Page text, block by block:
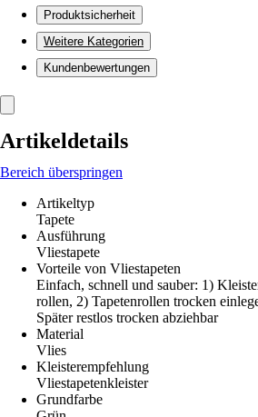
Produktsicherheit
Weitere Kategorien
Kundenbewertungen
Artikeldetails
Bereich überspringen
Artikeltyp
Tapete
Ausführung
Vliestapete
Vorteile von Vliestapeten
Einfach, schnell und sauber: 1)
rollen, 2) Tapetenrollen trocken
Später restlos trocken abziehbar
Material
Vlies
Kleisterempfehlung
Vliestapetenkleister
Grundfarbe